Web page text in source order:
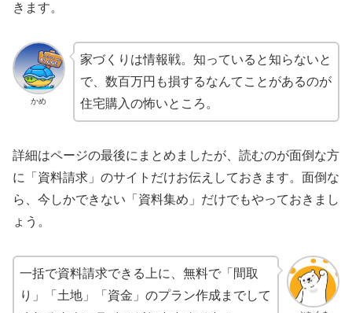
きます。
かめ
家づくりは情報戦。知っていると知らないと
で、数百万円も損するなんてことがあるのが
住宅購入の怖いところ。
詳細はページの最後にまとめましたが、読むのが面倒な方
に「資料請求」のサイトだけお伝えしておきます。面倒な
ら、今しかできない「資料集め」だけでもやっておきまし
ょう。
一括で資料請求できる上に、無料で「間取
り」「土地」「資金」のプラン作成までして